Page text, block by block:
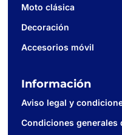
Moto clásica
Decoración
Accesorios móvil
Información
Aviso legal y
Condiciones generales